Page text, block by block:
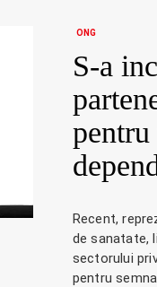
ONG
S-a
Recent,
de sanatate,
sectorului
pentru